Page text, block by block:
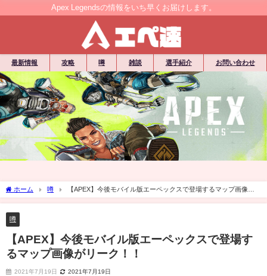
Apex Legendsの情報をいち早くお届けします。
最新情報 攻略 噂 雑談 選手紹介 お問い合わせ
ホーム 噂
【APEX】今後モバイル版エーペックスで登場するマップ画像が
リーク！！
噂
【APEX】今後モバイル版エーペックスで登場す
るマップ画像がリーク！！
2021年7月19日 2021年7月19日